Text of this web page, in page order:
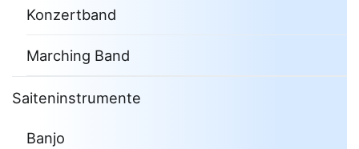
Konzertband
Marching Band
Saiteninstrumente
Banjo